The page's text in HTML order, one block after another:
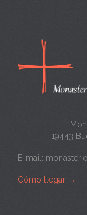
a
19443
E-mail:
Cómo llegar →